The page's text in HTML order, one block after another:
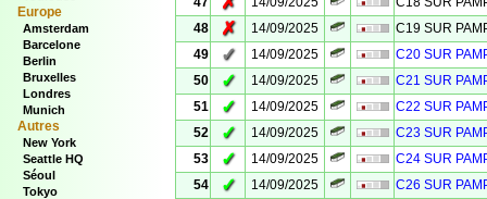
Europe
Amsterdam
Barcelone
Berlin
Bruxelles
Londres
Munich
Autres
New York
Seattle HQ
Séoul
Tokyo
48
✗ 14/09/2025
C19 SUR
49
✓ 14/09/2025
C20 SUR
50
✓ 14/09/2025
C21 SUR
51
✓ 14/09/2025
C22 SUR
52
✓ 14/09/2025
C23 SUR
53
✓ 14/09/2025
C24 SUR
54
✓ 14/09/2025
C26 SUR